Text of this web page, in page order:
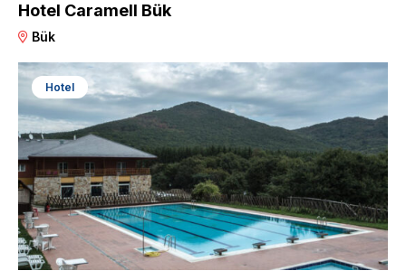
Hotel Caramell Bük
Bük
Hotel